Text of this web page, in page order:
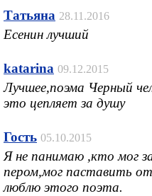
Татьяна 28.11.2016
Есенин лучший
katarina 09.12.2015
Лучшее,поэма Черный
это цепляет за душу
Гость 05.10.2015
Я не панимаю ,кто мог
пером,мог паставить
люблю этого поэта.